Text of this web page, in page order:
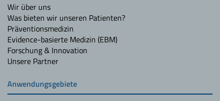
Wir über uns
Was bieten wir unseren Patienten?
Präventionsmedizin
Evidence-basierte Medizin (EBM)
Forschung & Innovation
Unsere Partner
Anwendungsgebiete